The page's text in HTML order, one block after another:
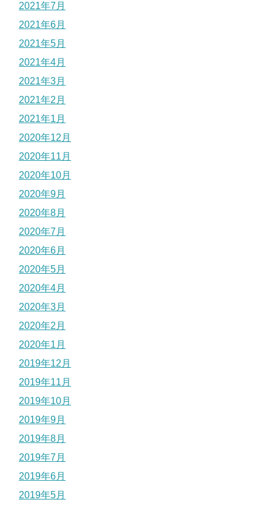
2021年7月
2021年6月
2021年5月
2021年4月
2021年3月
2021年2月
2021年1月
2020年12月
2020年11月
2020年10月
2020年9月
2020年8月
2020年7月
2020年6月
2020年5月
2020年4月
2020年3月
2020年2月
2020年1月
2019年12月
2019年11月
2019年10月
2019年9月
2019年8月
2019年7月
2019年6月
2019年5月